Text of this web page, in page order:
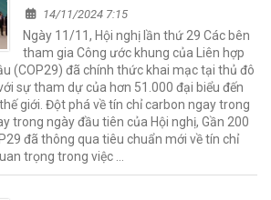
14/11/2024 7:15
Ngày 11/11, Hội nghị lần thứ 29 Các bên
tham gia Công ước khung của Liên hợp
(COP29) đã chính thức khai mạc tại thủ đô
sự tham dự của hơn 51.000 đại biểu đến
giới. Đột phá về tín chỉ carbon ngay trong
trong ngày đầu tiên của Hội nghị, Gần 200
đã thông qua tiêu chuẩn mới về tín chỉ
trọng trong việc …